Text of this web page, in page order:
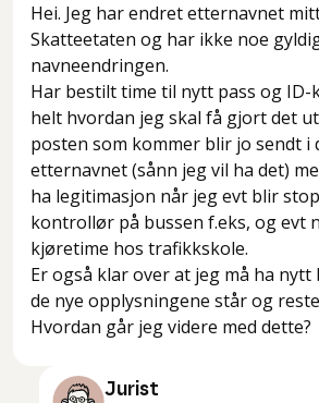
Hei. Jeg har endret etternavnet
Skatteetaten og har ikke noe
navneendringen.
Har bestilt time til nytt pass og ID-
helt hvordan jeg skal få gjort det
posten som kommer blir jo sendt i
etternavnet (sånn jeg vil ha det)
ha legitimasjon når jeg evt blir
kontrollør på bussen f.eks, og evt
kjøretime hos trafikkskole.
Er også klar over at jeg må ha
de nye opplysningene står og
Hvordan går jeg videre med dette?
Jurist